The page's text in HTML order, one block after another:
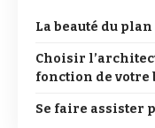
La beauté du plan
Choisir
fonction de votre
Se faire assister